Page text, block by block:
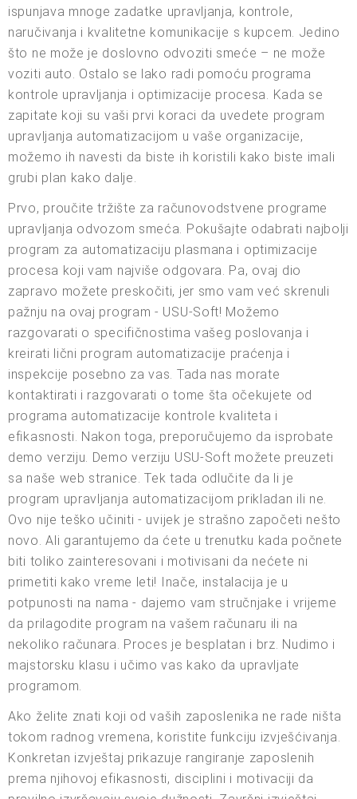
ispunjava mnoge zadatke upravljanja, kontrole,
naručivanja i kvalitetne komunikacije s kupcem. Jedino
što ne može je doslovno odvoziti smeće – ne može
voziti auto. Ostalo se lako radi pomoću programa
kontrole upravljanja i optimizacije procesa. Kada se
zapitate koji su vaši prvi koraci da uvedete program
upravljanja automatizacijom u vaše organizacije,
možemo ih navesti da biste ih koristili kako biste imali
grubi plan kako dalje.
Prvo, proučite tržište za računovodstvene programe
upravljanja odvozom smeća. Pokušajte odabrati najbolji
program za automatizaciju plasmana i optimizacije
procesa koji vam najviše odgovara. Pa, ovaj dio
zapravo možete preskočiti, jer smo vam već skrenuli
pažnju na ovaj program - USU-Soft! Možemo
razgovarati o specifičnostima vašeg poslovanja i
kreirati lični program automatizacije praćenja i
inspekcije posebno za vas. Tada nas morate
kontaktirati i razgovarati o tome šta očekujete od
programa automatizacije kontrole kvaliteta i
efikasnosti. Nakon toga, preporučujemo da isprobate
demo verziju. Demo verziju USU-Soft možete preuzeti
sa naše web stranice. Tek tada odlučite da li je
program upravljanja automatizacijom prikladan ili ne.
Ovo nije teško učiniti - uvijek je strašno započeti nešto
novo. Ali garantujemo da ćete u trenutku kada počnete
biti toliko zainteresovani i motivisani da nećete ni
primetiti kako vreme leti! Inače, instalacija je u
potpunosti na nama - dajemo vam stručnjake i vrijeme
da prilagodite program na vašem računaru ili na
nekoliko računara. Proces je besplatan i brz. Nudimo i
majstorsku klasu i učimo vas kako da upravljate
programom.
Ako želite znati koji od vaših zaposlenika ne rade ništa
tokom radnog vremena, koristite funkciju izvješćivanja.
Konkretan izvještaj prikazuje rangiranje zaposlenih
prema njihovoj efikasnosti, disciplini i motivaciji da